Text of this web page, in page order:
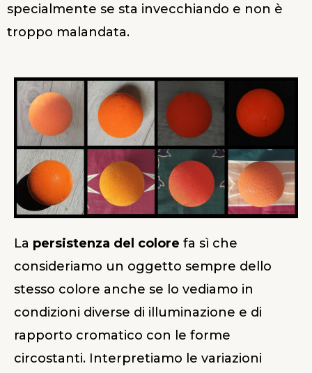
specialmente se sta invecchiando e non è
troppo malandata.
La persistenza del colore fa sì che
consideriamo un oggetto sempre dello
stesso colore anche se lo vediamo in
condizioni diverse di illuminazione e di
rapporto cromatico con le forme
circostanti. Interpretiamo le variazioni